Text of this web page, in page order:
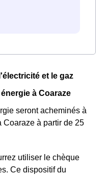
et le gaz
à Coaraze
seront acheminés à
Coaraze à partir de 25
utiliser le chèque
Ce dispositif du